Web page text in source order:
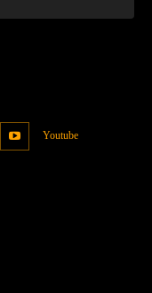
Youtube